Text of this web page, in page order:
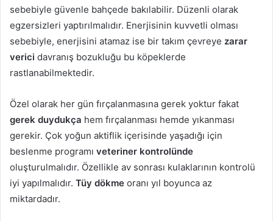
sebebiyle güvenle bahçede bakılabilir. Düzenli olarak
egzersizleri yaptırılmalıdır. Enerjisinin kuvvetli olması
sebebiyle, enerjisini atamaz ise bir takım çevreye zarar
verici davranış bozukluğu bu köpeklerde
rastlanabilmektedir.
Özel olarak her gün fırçalanmasına gerek yoktur fakat
gerek duydukça hem fırçalanması hemde yıkanması
gerekir. Çok yoğun aktiflik içerisinde yaşadığı için
beslenme programı veteriner kontrolünde
oluşturulmalıdır. Özellikle av sonrası kulaklarının kontrolü
iyi yapılmalıdır. Tüy dökme oranı yıl boyunca az
miktardadır.